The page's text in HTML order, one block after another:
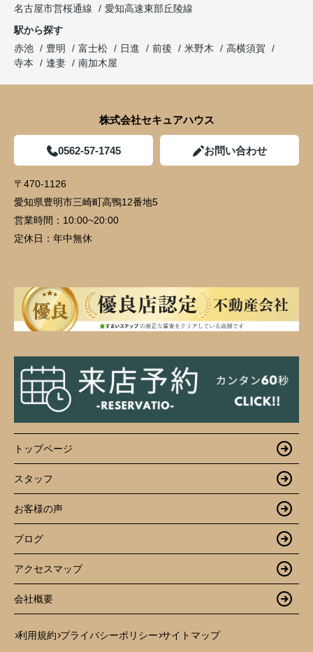
名古屋市営桜通線
愛知高速東部丘陵線
駅から探す
赤池
豊明 富士松 日進 前後 米野木
高横須賀
寺本
逢妻 南加木屋
株式会社セキュアハウス
0562-57-1745 お問い合わせ
〒470-1126
愛知県豊明市三崎町高鴨12番地5
営業時間： 10:00~20:00
定休日： 年中無休
トップページ
スタッフ
お客様の声
ブログ
アクセスマップ
会社概要
利用規約 プライバシーポリシー サイトマップ